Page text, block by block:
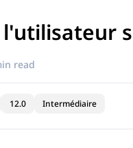
read
12.0 Intermédiaire